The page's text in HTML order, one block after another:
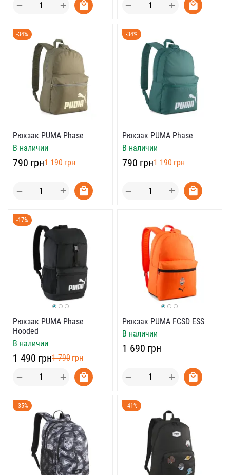
+
− +
−
-34%
Рюкзак PUMA Phase
В наличии
‍790‍ грн‍1 190‍ грн
+
−
-34%
Рюкзак PUMA Phase
В наличии
‍790‍ грн‍1 190‍ грн
+
−
-17%
Рюкзак PUMA Phase
Hooded
В наличии
‍1 490‍ грн‍1 790‍ грн
+
−
Рюкзак PUMA FCSD ESS
В наличии
‍1 690‍ грн
+
−
-35% -41%